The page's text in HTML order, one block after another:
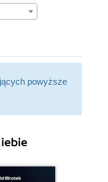
powyższe